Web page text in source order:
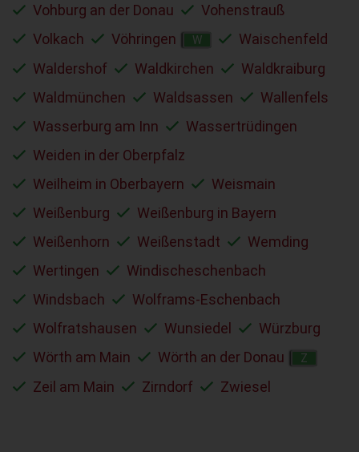
Vohburg an der Donau
Vohenstrauß
Volkach
Vöhringen W
Waischenfeld
Waldershof
Waldkirchen
Waldkraiburg
Waldmünchen
Waldsassen
Wallenfels
Wasserburg am Inn
Wassertrüdingen
Weiden in der Oberpfalz
Weilheim in Oberbayern
Weismain
Weißenburg
Weißenburg in Bayern
Weißenhorn
Weißenstadt
Wemding
Wertingen
Windischeschenbach
Windsbach
Wolframs-Eschenbach
Wolfratshausen
Wunsiedel
Würzburg
Wörth am Main
Wörth an der Donau Z
Zeil am Main Zirndorf Zwiesel